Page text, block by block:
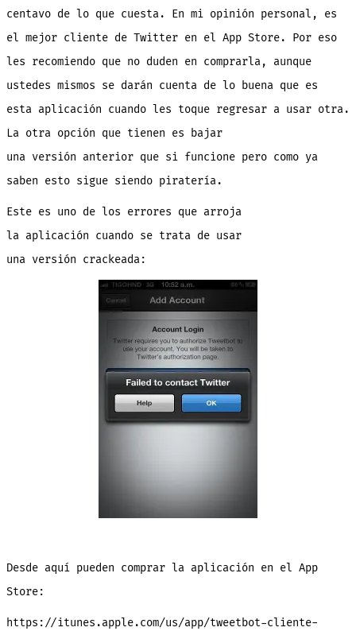
centavo de lo que cuesta. En mi opinión personal, es
el mejor cliente de Twitter en el App Store. Por eso
les recomiendo que no duden en comprarla, aunque
ustedes mismos se darán cuenta de lo buena que es
esta aplicación cuando les toque regresar a usar otra.
La otra opción que tienen es bajar
una versión anterior que si funcione pero como ya
saben esto sigue siendo piratería.
Este es uno de los errores que arroja
la aplicación cuando se trata de usar
una versión crackeada:
Desde aquí pueden comprar la aplicación en el App
Store:
https://itunes.apple.com/us/app/tweetbot-cliente-